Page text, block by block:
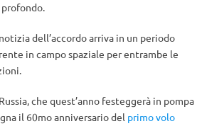
dell’accordo arriva in un periodo
in campo spaziale per entrambe le
che quest’anno festeggerà in pompa
il 60mo anniversario del primo volo